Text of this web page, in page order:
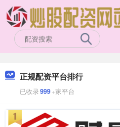
正规配资平台排行
已收录999+家平台